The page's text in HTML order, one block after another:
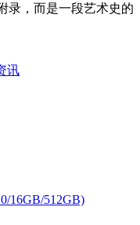
录，而是一段艺术史的
讯